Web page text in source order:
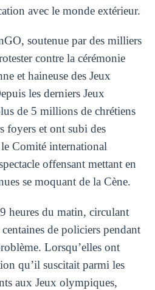
avec le monde extérieur.
soutenue par des milliers
contre la cérémonie
et haineuse des Jeux
les derniers Jeux
de 5 millions de chrétiens
foyers et ont subi des
Comité international
offensant mettant en
se moquant de la Cène.
heures du matin, circulant
de policiers pendant
Lorsqu’elles ont
qu’il suscitait parmi les
aux Jeux olympiques,